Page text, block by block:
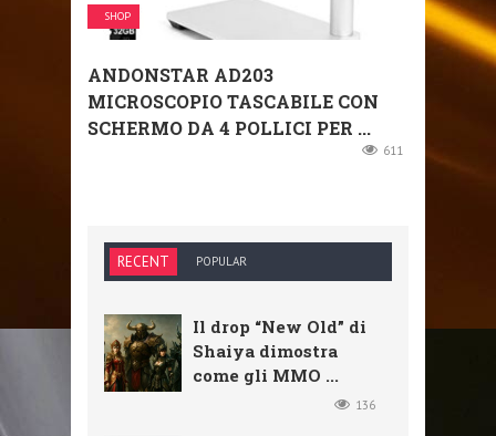
SHOP
ANDONSTAR AD203
MICROSCOPIO TASCABILE CON
SCHERMO DA 4 POLLICI PER ...
611
RECENT POPULAR
Il drop “New Old” di
Shaiya dimostra
come gli MMO ...
136